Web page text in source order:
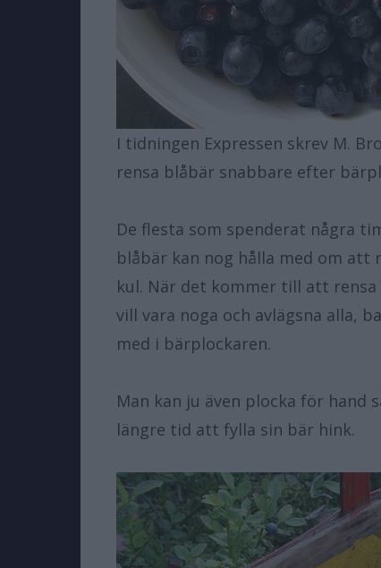
I tidningen Expressen skrev M.
rensa blåbär snabbare efter
De flesta som spenderat några
blåbär kan nog hålla med om att
kul. När det kommer till att
vill vara noga och avlägsna alla,
med i bärplockaren.
Man kan ju även plocka för hand
längre tid att fylla sin bär hink.